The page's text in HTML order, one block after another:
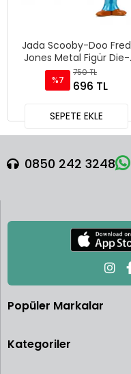
Jada Scooby-Doo Fred
Jones Metal Figür Die-
Cast Koleksiyonluk
Karakter - 85225
%7
750 TL
696 TL
SEPETE EKLE
0850 242 3248
Popüler Markalar
Kategoriler